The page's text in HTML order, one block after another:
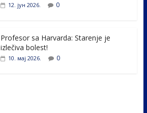
12. јун 2026. 0
Profesor sa Harvarda: Starenje je
izlečiva bolest!
10. мај 2026. 0